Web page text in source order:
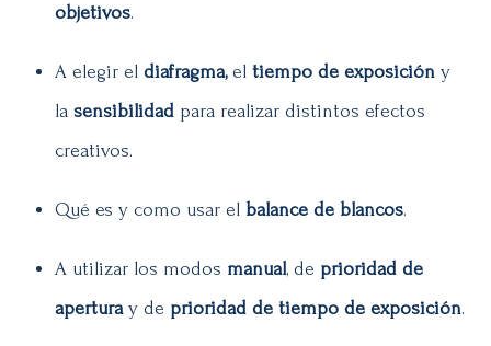
objetivos.
A elegir el diafragma,el tiempo de exposición y
la sensibilidad para realizar distintos efectos
creativos.
Qué es y como usar el balance de blancos.
A utilizar los modos manual, de prioridad de
aperturay de prioridad de tiempo de exposición.